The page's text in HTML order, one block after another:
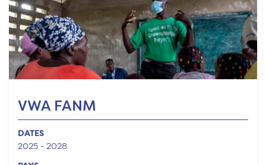
VWA FANM
DATES
2025 - 2028